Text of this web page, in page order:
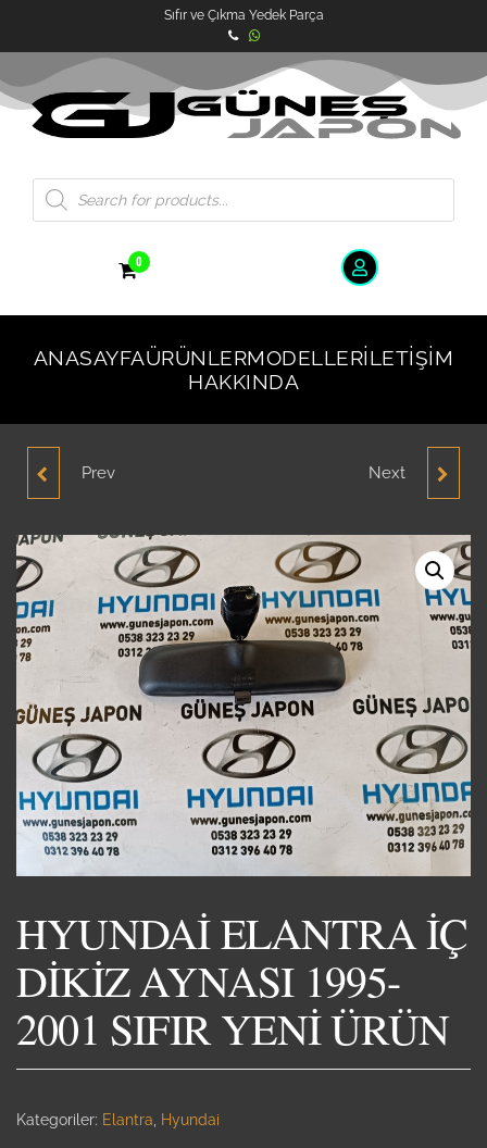
Sıfır ve Çıkma Yedek Parça
0
ANASAYFAÜRÜNLERMODELLERİLETIŞIM
HAKKINDA
HYUNDAİ ACCENT
KAPAĞI 2012-2018 SIFIR
YENİ ÜRÜN
Prev HYUNDAİ ACCENT
AYNASI 1995-2000 SIFIR
YENİ ÜRÜN
Next
HYUNDAİ ELANTRA İÇ
DİKİZ AYNASI 1995-
2001 SIFIR YENİ ÜRÜN
Kategoriler: Elantra Hyundai